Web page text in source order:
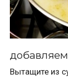
Вытащите из